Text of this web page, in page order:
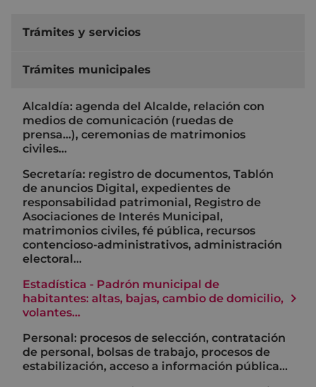
Trámites y servicios
Trámites municipales
Alcaldía: agenda del Alcalde, relación con
medios de comunicación (ruedas de
prensa…), ceremonias de matrimonios
civiles…
Secretaría: registro de documentos, Tablón
de anuncios Digital, expedientes de
responsabilidad patrimonial, Registro de
Asociaciones de Interés Municipal,
matrimonios civiles, fé pública, recursos
contencioso-administrativos, administración
electoral…
Estadística - Padrón municipal de
habitantes: altas, bajas, cambio de domicilio,
volantes...
Personal: procesos de selección, contratación
de personal, bolsas de trabajo, procesos de
estabilización, acceso a información pública…